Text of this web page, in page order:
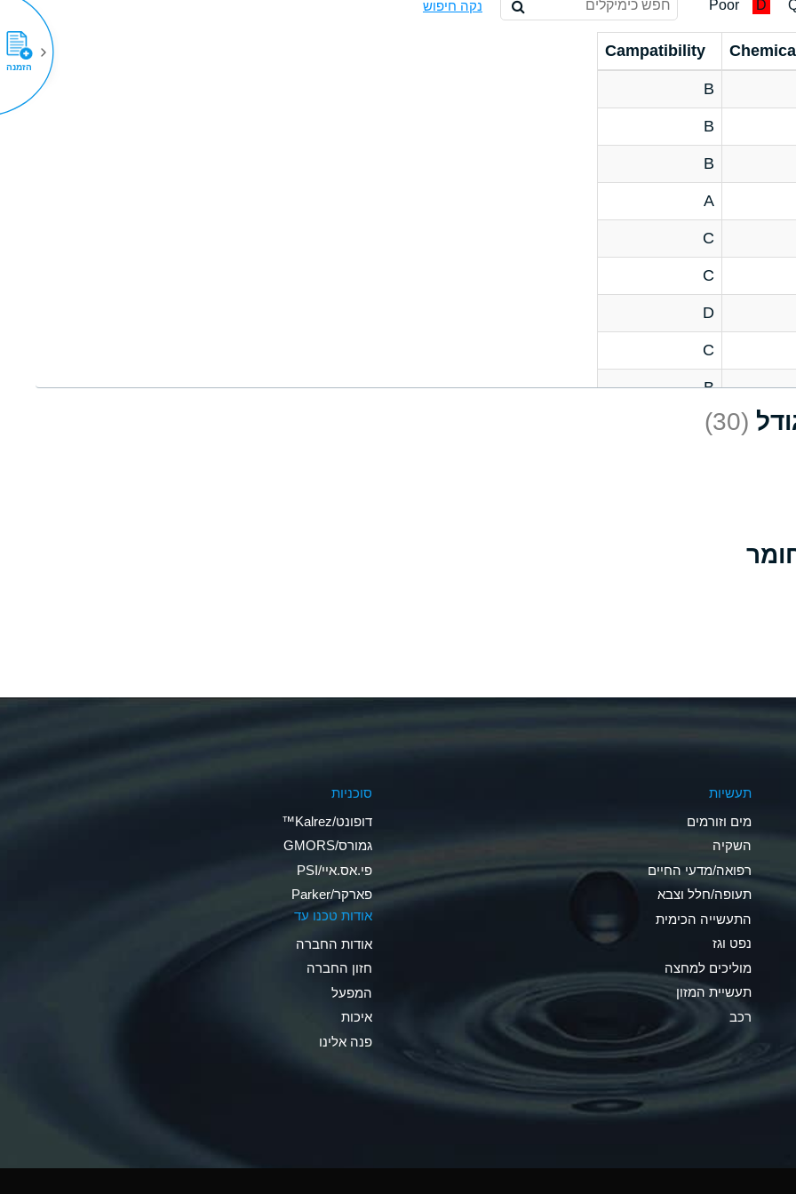
D
Poor נקה חיפוש
Chemical
Campatibility
B
B
B
A
C
C
D
C
B
D
C
A
*
A
B
(30)
תעשיות
מים וזורמים
השקיה
רפואה/מדעי החיים
תעופה/חלל וצבא
התעשייה הכימית
נפט וגז
מוליכים למחצה
תעשיית המזון
רכב
סוכניות
דופונט/Kalrez™
גמורס/GMORS
פי.אס.איי/PSI
פארקר/Parker
אודות טכנו עד
אודות החברה
חזון החברה
המפעל
איכות
פנה אלינו
הזמנה